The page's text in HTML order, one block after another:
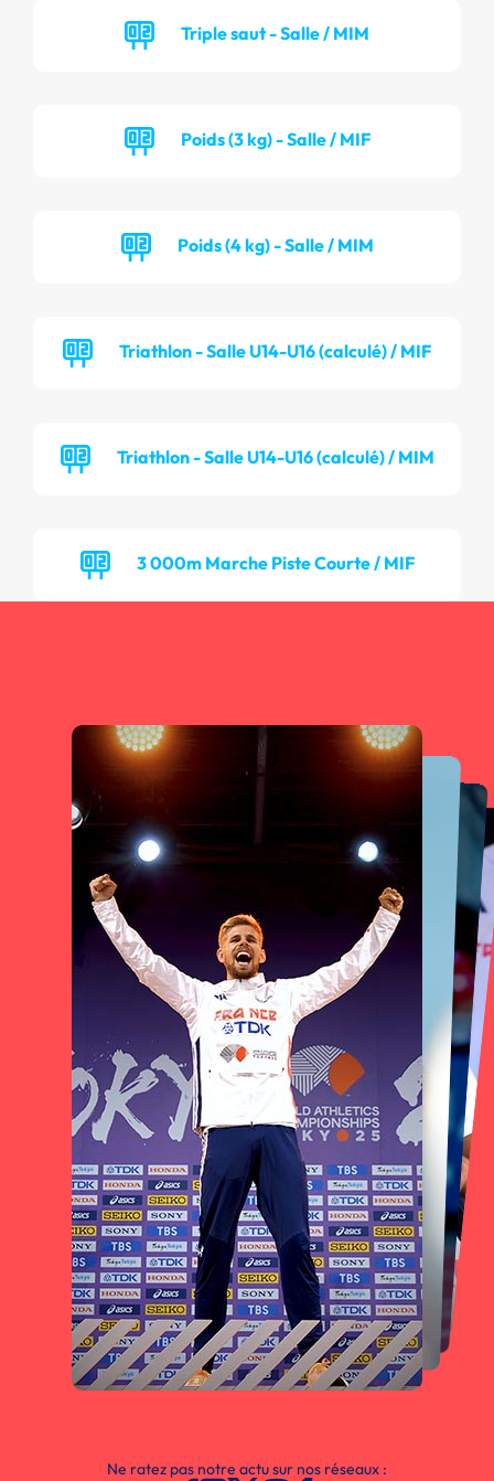
Triple saut - Salle / MIM
Poids (3 kg) - Salle / MIF
Poids (4 kg) - Salle / MIM
Triathlon - Salle U14-U16 (calculé) / MIF
Triathlon - Salle U14-U16 (calculé) / MIM
3 000m Marche Piste Courte / MIF
Ne ratez pas notre actu sur nos réseaux :